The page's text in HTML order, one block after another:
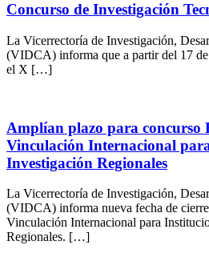
Concurso de Investigación
La Vicerrectoría de Investigación,
(VIDCA) informa que a partir del 17 de
el X […]
Amplían plazo para concurso
Vinculación Internacional
Investigación Regionales
La Vicerrectoría de Investigación,
(VIDCA) informa nueva fecha de
Vinculación Internacional para
Regionales. […]